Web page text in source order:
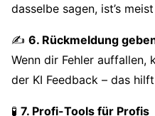
dasselbe sagen, ist’s
✍️ 6. Rückmeldung
Wenn dir Fehler
der KI Feedback – das
🧪 7. Profi-Tools für Profis